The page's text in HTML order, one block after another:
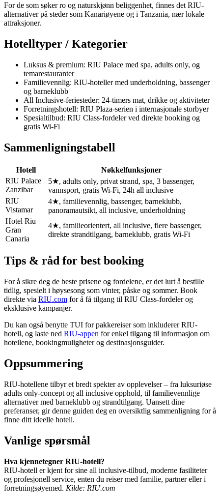
For de som søker ro og naturskjønn beliggenhet, finnes det RIU-
alternativer på steder som Kanariøyene og i Tanzania, nær lokale
attraksjoner.
Hotelltyper / Kategorier
Luksus & premium: RIU Palace med spa, adults only, og
temarestauranter
Familievennlig: RIU-hoteller med underholdning, bassenger
og barneklubb
All Inclusive-feriesteder: 24-timers mat, drikke og aktiviteter
Forretningshotell: RIU Plaza-serien i internasjonale storbyer
Spesialtilbud: RIU Class-fordeler ved direkte booking og
gratis Wi-Fi
Sammenligningstabell
Hotell
Nøkkelfunksjoner
RIU Palace
Zanzibar
5★, adults only, privat strand, spa, 3 bassenger,
vannsport, gratis Wi-Fi, 24h all inclusive
RIU
Vistamar
4★, familievennlig, bassenger, barneklubb,
panoramautsikt, all inclusive, underholdning
Hotel Riu
Gran
Canaria
4★, familieorientert, all inclusive, flere bassenger,
direkte strandtilgang, barneklubb, gratis Wi-Fi
Tips & råd for best booking
For å sikre deg de beste prisene og fordelene, er det lurt å bestille
tidlig, spesielt i høysesong som vinter, påske og sommer. Book
direkte via RIU.com for å få tilgang til RIU Class-fordeler og
eksklusive kampanjer.
Du kan også benytte TUI for pakkereiser som inkluderer RIU-
hotell, og laste ned RIU-appen for enkel tilgang til informasjon om
hotellene, bookingmuligheter og destinasjonsguider.
Oppsummering
RIU-hotellene tilbyr et bredt spekter av opplevelser – fra luksuriøse
adults only-concept og all inclusive opphold, til familievennlige
alternativer med barneklubb og strandtilgang. Uansett dine
preferanser, gir denne guiden deg en oversiktlig sammenligning for å
finne ditt ideelle hotell.
Vanlige spørsmål
Hva kjennetegner RIU-hotell?
RIU-hotell er kjent for sine all inclusive-tilbud, moderne fasiliteter
og profesjonell service, enten du reiser med familie, partner eller i
forretningsøyemed. Kilde: RIU.com